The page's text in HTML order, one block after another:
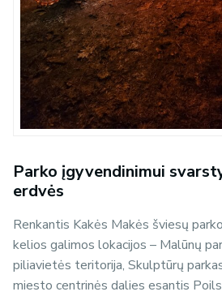
Parko įgyvendinimui
erdvės
Renkantis Kakės Makės šviesų
kelios galimos lokacijos – Malūnų
piliavietės teritorija, Skulptūrų
miesto centrinės dalies esantis